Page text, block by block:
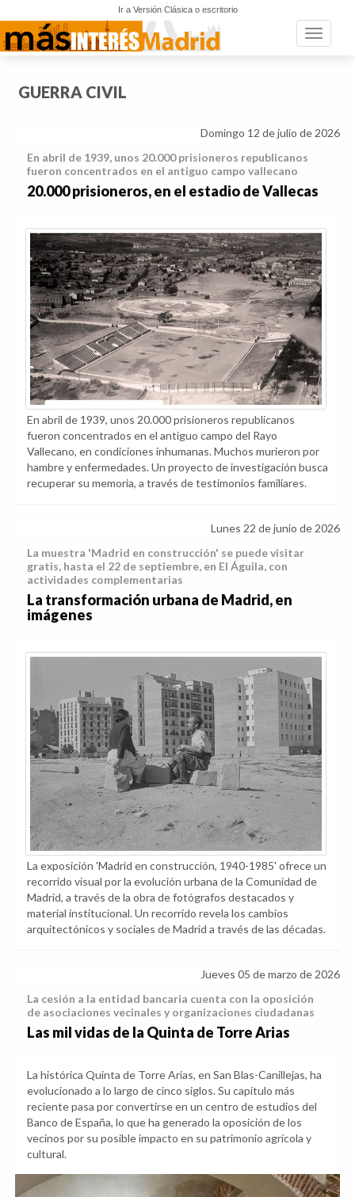
Ir a Versión Clásica o escritorio
Toggle
GUERRA CIVIL
Domingo 12 de julio de 2026
En abril de 1939, unos 20.000 prisioneros republicanos
fueron concentrados en el antiguo campo vallecano
20.000 prisioneros, en el estadio de Vallecas
En abril de 1939, unos 20.000 prisioneros republicanos
fueron concentrados en el antiguo campo del Rayo
Vallecano, en condiciones inhumanas. Muchos murieron por
hambre y enfermedades. Un proyecto de investigación busca
recuperar su memoria, a través de testimonios familiares.
Lunes 22 de junio de 2026
La muestra 'Madrid en construcción' se puede visitar
gratis, hasta el 22 de septiembre, en El Águila, con
actividades complementarias
La transformación urbana de Madrid, en
imágenes
La exposición 'Madrid en construcción, 1940-1985' ofrece un
recorrido visual por la evolución urbana de la Comunidad de
Madrid, a través de la obra de fotógrafos destacados y
material institucional. Un recorrido revela los cambios
arquitectónicos y sociales de Madrid a través de las décadas.
Jueves 05 de marzo de 2026
La cesión a la entidad bancaria cuenta con la oposición
de asociaciones vecinales y organizaciones ciudadanas
Las mil vidas de la Quinta de Torre Arias
La histórica Quinta de Torre Arias, en San Blas-Canillejas, ha
evolucionado a lo largo de cinco siglos. Su capítulo más
reciente pasa por convertirse en un centro de estudios del
Banco de España, lo que ha generado la oposición de los
vecinos por su posible impacto en su patrimonio agrícola y
cultural.
Anterior